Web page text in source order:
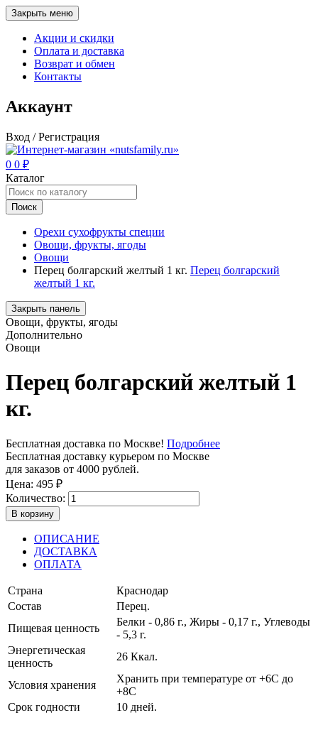
Закрыть меню
Акции и скидки
Оплата и доставка
Возврат и обмен
Контакты
Аккаунт
Вход / Регистрация
0 0 ₽
Каталог
Поиск
Орехи сухофрукты специи
Овощи, фрукты, ягоды
Овощи
Перец болгарский желтый 1 кг. Перец болгарский
желтый 1 кг.
Закрыть панель
Овощи, фрукты, ягоды
Дополнительно
Овощи
Перец болгарский желтый 1
кг.
Бесплатная доставка по Москве! Подробнее
Бесплатная доставку курьером по Москве
для заказов от 4000 рублей.
Цена: 495 ₽
Количество:
В корзину
ОПИСАНИЕ
ДОСТАВКА
ОПЛАТА
Страна
Краснодар
Состав
Перец.
Пищевая ценность
Белки - 0,86 г., Жиры - 0,17 г., Углеводы
- 5,3 г.
Энергетическая
ценность
26 Ккал.
Условия хранения
Хранить при температуре от +6С до
+8С
Срок годности
10 дней.